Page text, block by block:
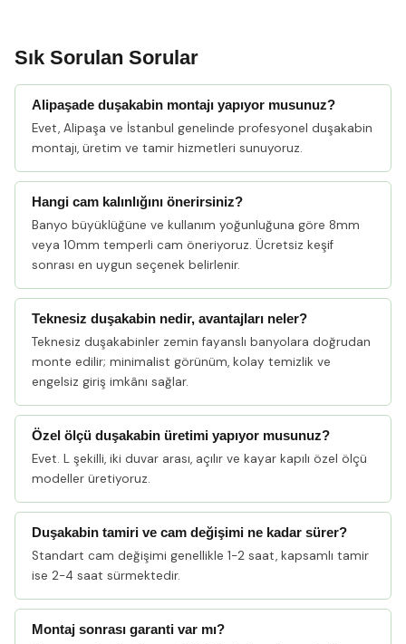
Sık Sorulan Sorular
Alipaşade duşakabin montajı yapıyor musunuz?
Evet, Alipaşa ve İstanbul genelinde profesyonel duşakabin
montajı, üretim ve tamir hizmetleri sunuyoruz.
Hangi cam kalınlığını önerirsiniz?
Banyo büyüklüğüne ve kullanım yoğunluğuna göre 8mm
veya 10mm temperli cam öneriyoruz. Ücretsiz keşif
sonrası en uygun seçenek belirlenir.
Teknesiz duşakabin nedir, avantajları neler?
Teknesiz duşakabinler zemin fayanslı banyolara doğrudan
monte edilir; minimalist görünüm, kolay temizlik ve
engelsiz giriş imkânı sağlar.
Özel ölçü duşakabin üretimi yapıyor musunuz?
Evet. L şekilli, iki duvar arası, açılır ve kayar kapılı özel ölçü
modeller üretiyoruz.
Duşakabin tamiri ve cam değişimi ne kadar sürer?
Standart cam değişimi genellikle 1-2 saat, kapsamlı tamir
ise 2-4 saat sürmektedir.
Montaj sonrası garanti var mı?